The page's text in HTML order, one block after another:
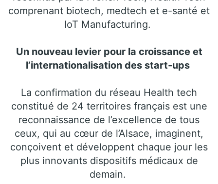
comprenant biotech, medtech et e-santé et
IoT Manufacturing.
Un nouveau levier pour la croissance et
l’internationalisation des start-ups
La confirmation du réseau Health tech
constitué de 24 territoires français est une
reconnaissance de l’excellence de tous
ceux, qui au cœur de l’Alsace, imaginent,
conçoivent et développent chaque jour les
plus innovants dispositifs médicaux de
demain.